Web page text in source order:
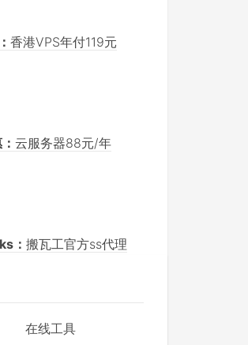
香港VPS年付119元
云服务器88元/年
： 搬瓦工官方ss代理
在线工具